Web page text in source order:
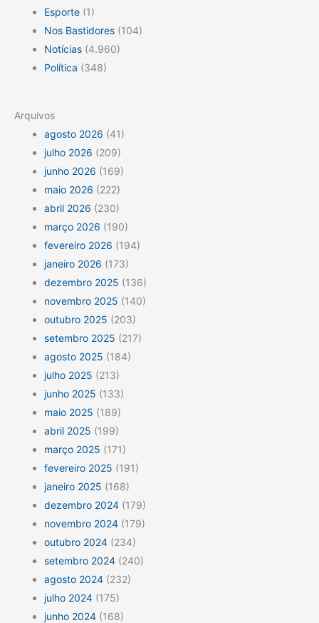
Esporte (1)
Nos Bastidores (104)
Notícias (4.960)
Política (348)
Arquivos
agosto 2026 (41)
julho 2026 (209)
junho 2026 (169)
maio 2026 (222)
abril 2026 (230)
março 2026 (190)
fevereiro 2026 (194)
janeiro 2026 (173)
dezembro 2025 (136)
novembro 2025 (140)
outubro 2025 (203)
setembro 2025 (217)
agosto 2025 (184)
julho 2025 (213)
junho 2025 (133)
maio 2025 (189)
abril 2025 (199)
março 2025 (171)
fevereiro 2025 (191)
janeiro 2025 (168)
dezembro 2024 (179)
novembro 2024 (179)
outubro 2024 (234)
setembro 2024 (240)
agosto 2024 (232)
julho 2024 (175)
junho 2024 (168)